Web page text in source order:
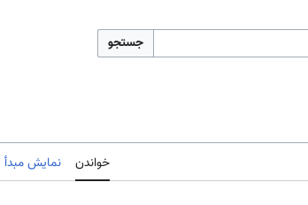
جستجو
خواندن نمایش مبدأ